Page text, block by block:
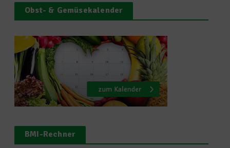
Obst- & Gemüsekalender
BMI-Rechner